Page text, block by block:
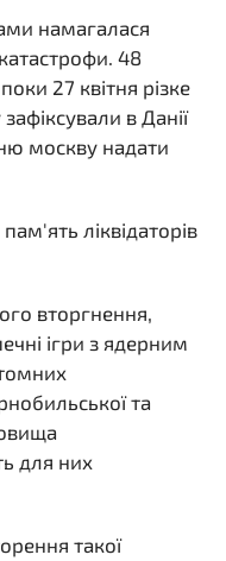
намагалася
48
27 квітня різке
в Данії
москву надати
ліквідаторів
вторгнення,
ігри з ядерним
та
для них
такої